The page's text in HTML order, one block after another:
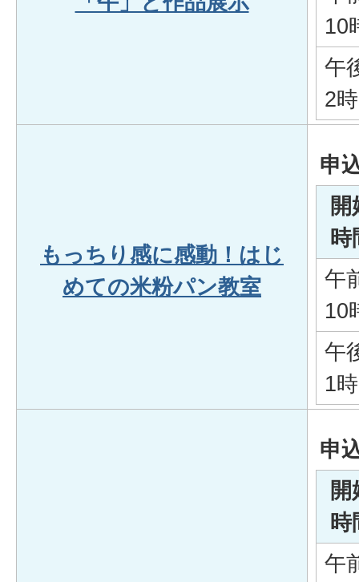
10
午
2時
もっちり感に感動！はじ
めての米粉パン教室
申
開
時
午
10
午
1時
申
開
時
午